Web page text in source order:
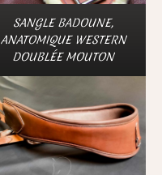
SANGLE BADOUNE,
ANATOMIQUE WESTERN
DOUBLÉE MOUTON